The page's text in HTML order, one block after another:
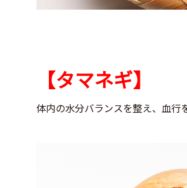
【タマネギ】
体内の水分バランスを整え、血